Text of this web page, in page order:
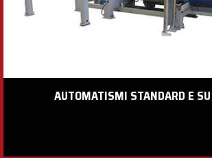
AUTOMATISMI STANDARD E